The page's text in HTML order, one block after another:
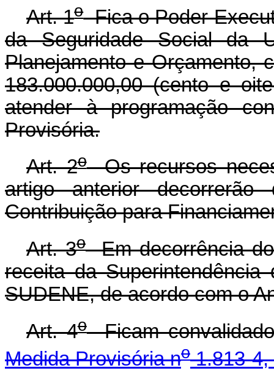
Art. 1oFica o Poder
da Seguridade Social da
Planejamento e Orçamento,
183.000.000,00 (cento e
atender à programação
Provisória.
Art. 2oOs recursos
artigo anterior
Contribuição para
Art. 3oEm decorrência
receita da
SUDENE, de acordo com o
Art. 4oFicam
Medida Provisória no1.813-4,